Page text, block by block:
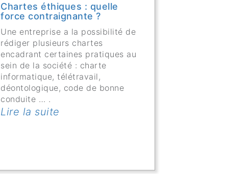
Chartes éthiques : quelle
force contraignante ?
Une entreprise a la possibilité de
rédiger plusieurs chartes
encadrant certaines pratiques au
sein de la société : charte
informatique, télétravail,
déontologique, code de bonne
conduite … .
Lire la suite